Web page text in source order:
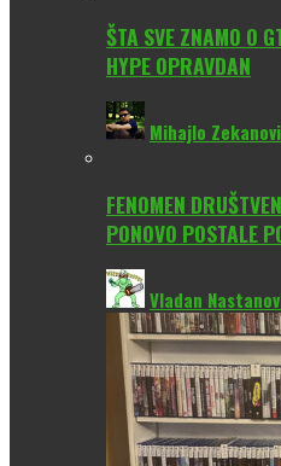
ŠTA SVE ZNAMO O
HYPE OPRAVDAN
Mihajlo
FENOMEN
PONOVO POSTALE
Vladan